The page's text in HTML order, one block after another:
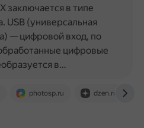
photosp.ru dzen.ru
заключается в типе
USB (универсальная
— цифровой вход, по
цифровые
в…